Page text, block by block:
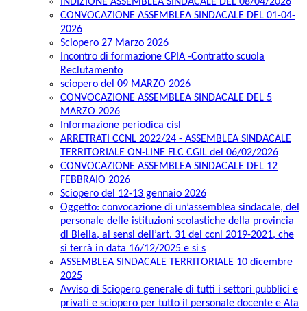
INDIZIONE ASSEMBLEA SINDACALE DEL 08/04/2026
CONVOCAZIONE ASSEMBLEA SINDACALE DEL 01-04-
2026
Sciopero 27 Marzo 2026
Incontro di formazione CPIA -Contratto scuola
Reclutamento
sciopero del 09 MARZO 2026
CONVOCAZIONE ASSEMBLEA SINDACALE DEL 5
MARZO 2026
Informazione periodica cisl
ARRETRATI CCNL 2022/24 - ASSEMBLEA SINDACALE
TERRITORIALE ON-LINE FLC CGIL del 06/02/2026
CONVOCAZIONE ASSEMBLEA SINDACALE DEL 12
FEBBRAIO 2026
Sciopero del 12-13 gennaio 2026
Oggetto: convocazione di un’assemblea sindacale, del
personale delle istituzioni scolastiche della provincia
di Biella, ai sensi dell’art. 31 del ccnl 2019-2021, che
si terrà in data 16/12/2025 e si s
ASSEMBLEA SINDACALE TERRITORIALE 10 dicembre
2025
Avviso di Sciopero generale di tutti i settori pubblici e
privati e sciopero per tutto il personale docente e Ata